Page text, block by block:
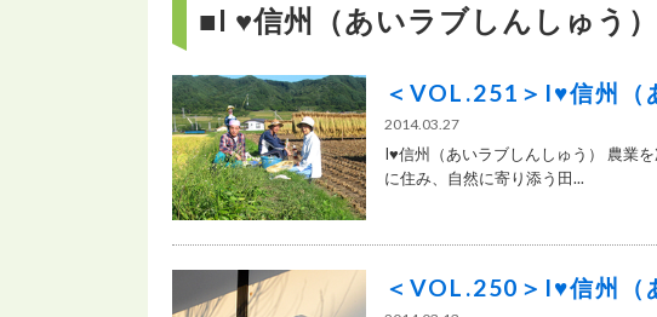
■I ♥信州（あいラブしんしゅう）
＜VOL.251＞I♥信州（
2014.03.27
I♥信州（あいラブしんしゅう） 農業
に住み、自然に寄り添う田...
＜VOL.250＞I♥信州（